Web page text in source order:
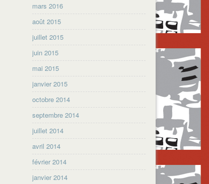
mars 2016
août 2015
juillet 2015
juin 2015
mai 2015
janvier 2015
octobre 2014
septembre 2014
juillet 2014
avril 2014
février 2014
janvier 2014